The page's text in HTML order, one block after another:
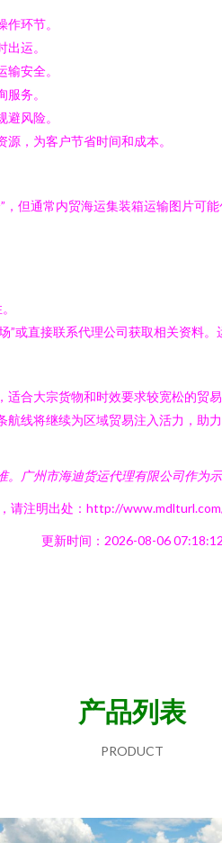
环节。
运。
安全。
务。
风险。
，为客户节省时间和成本。
但通常内贸海运集装箱运输图片可能
或直接联系代理公司获取相关资料
合大宗货物和时效要求较宽松的
线将继续为区域贸易注入活力，助力
广州市海迪货运代理有限公司作为
请注明出处：http://
更新时间：2026-08-06 07:18:12
产品列表
PRODUCT